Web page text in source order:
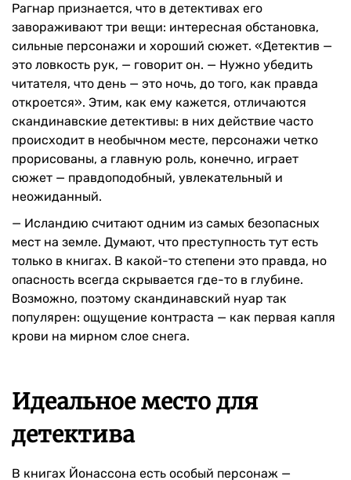
Рагнар признается, что в детективах его
завораживают три вещи: интересная обстановка,
сильные персонажи и хороший сюжет. «Детектив —
это ловкость рук, — говорит он. — Нужно убедить
читателя, что день — это ночь, до того, как правда
откроется». Этим, как ему кажется, отличаются
скандинавские детективы: в них действие часто
происходит в необычном месте, персонажи четко
прорисованы, а главную роль, конечно, играет
сюжет — правдоподобный, увлекательный и
неожиданный.
— Исландию считают одним из самых безопасных
мест на земле. Думают, что преступность тут есть
только в книгах. В какой-то степени это правда, но
опасность всегда скрывается где-то в глубине.
Возможно, поэтому скандинавский нуар так
популярен: ощущение контраста — как первая капля
крови на мирном слое снега.
Идеальное место для
детектива
В книгах Йонассона есть особый персонаж —